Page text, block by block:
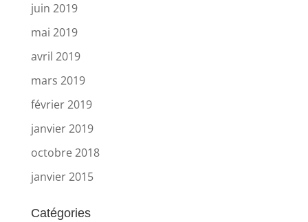
juin 2019
mai 2019
avril 2019
mars 2019
février 2019
janvier 2019
octobre 2018
janvier 2015
Catégories